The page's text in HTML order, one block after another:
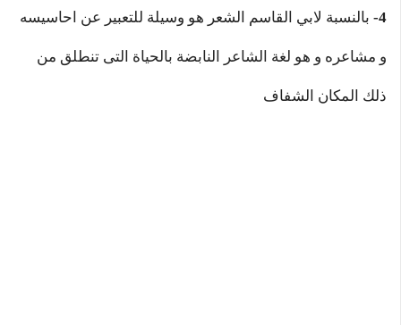
4- بالنسبة لابي القاسم الشعر هو وسيلة للتعبير عن احاسيسه
و مشاعره و هو لغة الشاعر النابضة بالحياة التى تنطلق من
ذلك المكان الشفاف